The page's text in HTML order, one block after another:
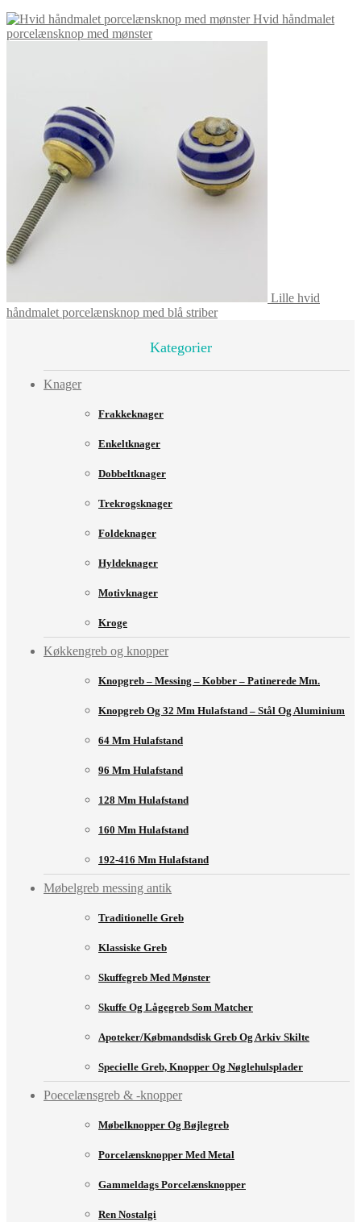
Hvid håndmalet
porcelænsknop med mønster
Lille hvid
håndmalet porcelænsknop med blå striber
Kategorier
Knager
Frakkeknager
Enkeltknager
Dobbeltknager
Trekrogsknager
Foldeknager
Hyldeknager
Motivknager
Kroge
Køkkengreb og knopper
Knopgreb – Messing – Kobber – Patinerede Mm.
Knopgreb Og 32 Mm Hulafstand – Stål Og Aluminium
64 Mm Hulafstand
96 Mm Hulafstand
128 Mm Hulafstand
160 Mm Hulafstand
192-416 Mm Hulafstand
Møbelgreb messing antik
Traditionelle Greb
Klassiske Greb
Skuffegreb Med Mønster
Skuffe Og Lågegreb Som Matcher
Apoteker/købmandsdisk Greb Og Arkiv Skilte
Specielle Greb, Knopper Og Nøglehulsplader
Poecelænsgreb & -knopper
Møbelknopper Og Bøjlegreb
Porcelænsknopper Med Metal
Gammeldags Porcelænsknopper
Ren Nostalgi